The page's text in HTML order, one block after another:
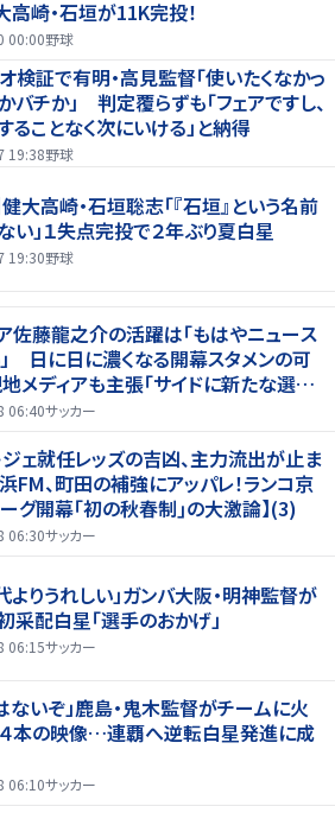
高崎・石垣が11K完投！
00:00野球
検証で有明・高見監督「使いたくなかっ
バチか」 判定覆らずも「フェアですし、
ることなく次にいける」と納得
19:38野球
健大高崎・石垣聡志「『石垣』という名前
い」１失点完投で２年ぶり夏白星
19:30野球
佐藤龍之介の活躍は「もはやニュース
日に日に濃くなる開幕スタメンの可
ディアも主張「サイドに新たな選択
る」
06:40サッカー
ジェ就任レッズの吉凶、主力流出が止ま
FM、町田の補強にアッパレ！ランコ京
グ開幕｢初の秋春制｣の大激論】(3)
06:30サッカー
よりうれしい」ガンバ大阪・明神監督が
采配白星「選手のおかげ」
06:15サッカー
ないぞ」鹿島・鬼木監督がチームに火
本の映像…連覇へ逆転白星発進に成
06:10サッカー